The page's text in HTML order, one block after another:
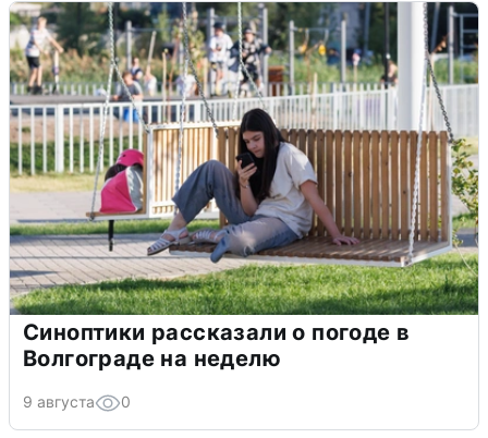
Синоптики рассказали о погоде в
Волгограде на неделю
9 августа 0